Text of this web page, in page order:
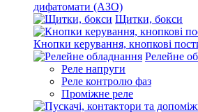
дифатомати (АЗО)
Щитки, бокси
Кнопки керування, кнопкові
Релейне
Реле напруги
Реле контролю фаз
Проміжне реле